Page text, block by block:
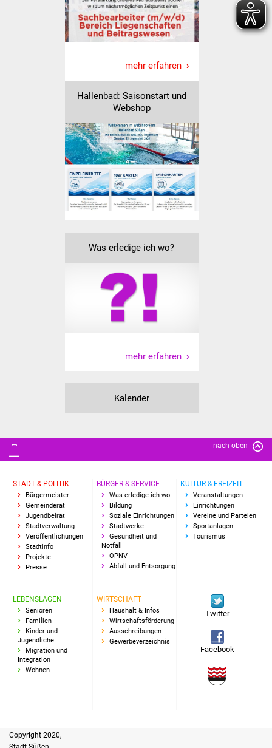
Ältere
Seniorenwohn- und
Familien
Familientreff
Kinder und Jugendliche
Schülerferienprogramm
Migration und Integration
Ukraine-Hilfe
Wohnen
Bauen in Süßen
Gewerbeimmobilien
IKG Auen
Ausschreibungen
Ausschreibung
Ausschreibung
Beschränkte
Ausschreibung
Freihändige Vergabe
mehr erfahren
Hallenbad: Saisonstart und
Webshop
Was erledige ich wo?
mehr erfahren
Kalender
nach oben
STADT & POLITIK
Bürgermeister
Gemeinderat
Jugendbeirat
Stadtverwaltung
Veröffentlichungen
Stadtinfo
Projekte
Presse
BÜRGER & SERVICE
Was erledige ich wo
Bildung
Soziale Einrichtungen
Stadtwerke
Gesundheit und
Notfall
ÖPNV
Abfall und Entsorgung
KULTUR & FREIZEIT
Veranstaltungen
Einrichtungen
Vereine und Parteien
Sportanlagen
Tourismus
LEBENSLAGEN
Senioren
Familien
Kinder und
Jugendliche
Migration und
Integration
Wohnen
WIRTSCHAFT
Haushalt & Infos
Wirtschaftsförderung
Ausschreibungen
Gewerbeverzeichnis
Twitter
Facebook
Copyright 2020,